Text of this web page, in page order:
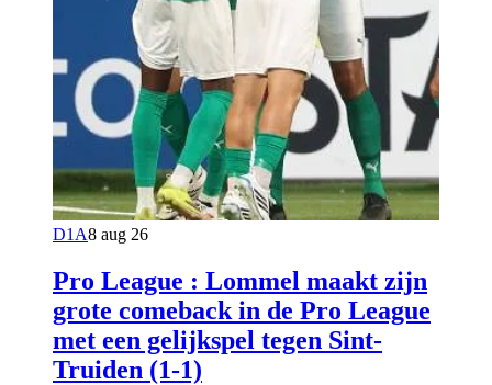
D1A8 aug 26
Pro League : Lommel maakt zijn
grote comeback in de Pro League
met een gelijkspel tegen Sint-
Truiden (1-1)